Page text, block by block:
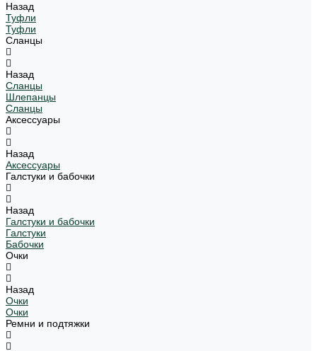
Назад
Туфли
Туфли
Сланцы
Назад
Сланцы
Шлепанцы
Сланцы
Аксессуары
Назад
Аксессуары
Галстуки и бабочки
Назад
Галстуки и бабочки
Галстуки
Бабочки
Очки
Назад
Очки
Очки
Ремни и подтяжки